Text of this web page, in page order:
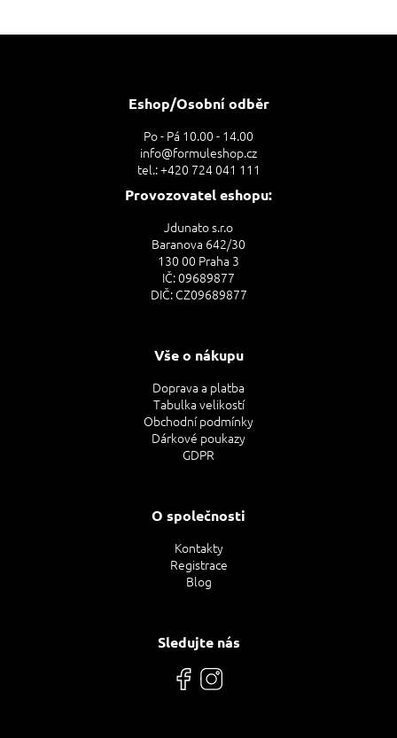
Eshop/Osobní odběr
Po - Pá 10.00 - 14.00
info@formuleshop.cz
tel.: +420 724 041 111
Provozovatel eshopu:
Jdunato s.r.o
Baranova 642/30
130 00 Praha 3
IČ: 09689877
DIČ: CZ09689877
Vše o nákupu
Doprava a platba
Tabulka velikostí
Obchodní podmínky
Dárkové poukazy
GDPR
O společnosti
Kontakty
Registrace
Blog
Sledujte nás